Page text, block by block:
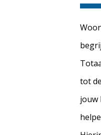
tot
jouw